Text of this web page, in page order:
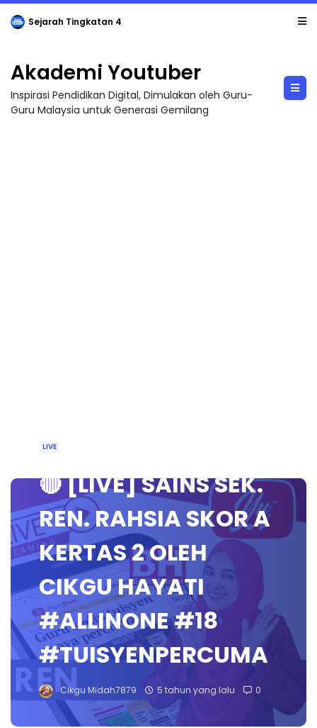
Sejarah Tingkatan 4
Akademi Youtuber
Inspirasi Pendidikan Digital, Dimulakan oleh Guru-
Guru Malaysia untuk Generasi Gemilang
LIVE
🔴 [LIVE] SAINS SEK.
REN. RAHSIA SKOR A
KERTAS 2 OLEH
CIKGU HAYATI
#ALLINONE #18
#TUISYENPERCUMA
Cikgu Midah7879 5 tahun yang lalu 0